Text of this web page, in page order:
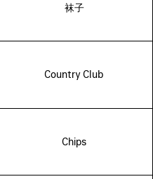
袜子
Country Club
Chips